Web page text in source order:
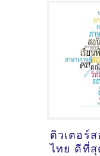
ติวเตอร์
ไทย ดีที่